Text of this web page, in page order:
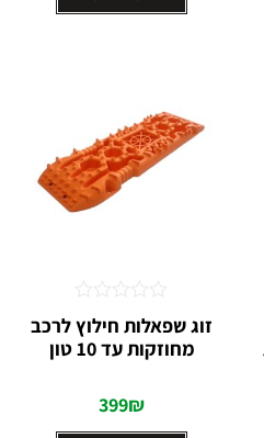
זוג שפאלות חילוץ לרכב
מחוזקות עד 10 טון
399₪
דורג
0
מתוך